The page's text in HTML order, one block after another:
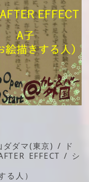
ダマ(東京) / ド
EFFECT / シ
人）